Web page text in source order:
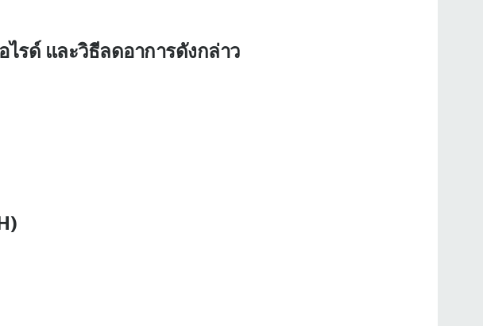
ไรด์ และวิธีลดอาการดังกล่าว